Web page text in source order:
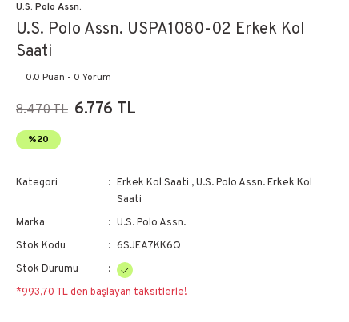
U.S. Polo Assn.
U.S. Polo Assn. USPA1080-02 Erkek Kol
Saati
0.0 Puan - 0 Yorum
8.470 TL 6.776 TL
%20
Kategori Erkek Kol Saati ,U.S. Polo Assn. Erkek Kol
Saati
Marka
U.S. Polo Assn.
Stok Kodu
6SJEA7KK6Q
Stok Durumu
*993,70 TL den başlayan taksitlerle!